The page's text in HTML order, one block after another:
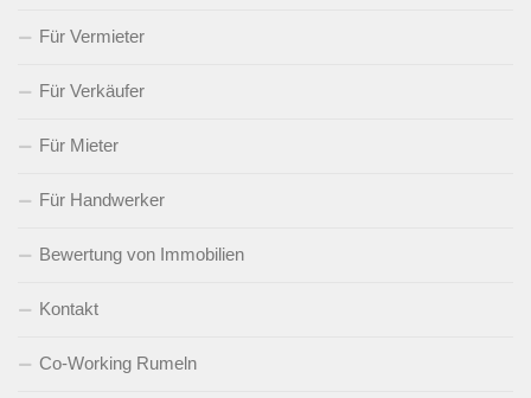
Für Vermieter
Für Verkäufer
Für Mieter
Für Handwerker
Bewertung von Immobilien
Kontakt
Co-Working Rumeln